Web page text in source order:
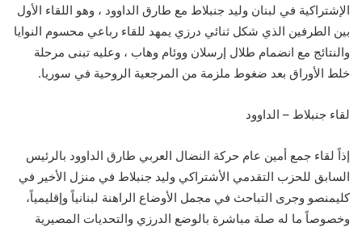
الإشتراكية في لبنان وليد جنبلاط مع طارق الداوود ، وهو اللقاء الأول
بين الطرفين الذي شكل ثنائي درزي يمهد للقاء رباعي محسوم النوايا
والنتائج مع انضمام طلال إرسلان ووئام وهاب ، وعليه تبنى مرحلة
خلط الأوراق بعد ضغوط ملزمة من المرجعية الروحية في سوريا.
لقاء جنبلاط – الداوود
إذاً لقاء جمع أمين عام حركة النضال العربي طارق الداوود بالرئيس
السابق للحزب التقدمي الأشتراكي وليد جنبلاط في منزل الأخير في
كليمنصو وجرى التباحث في مجمل الأوضاع الراهنة لبنانياً وإقليمياً،
وخصوصاً ما له صلة مباشرة بالوضع الدرزي والتحديات المصيرية